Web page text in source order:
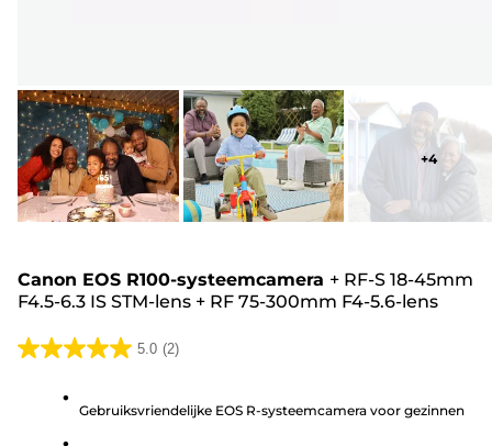
+4
Canon EOS R100-systeemcamera + RF-S 18-45mm
F4.5-6.3 IS STM-lens + RF 75-300mm F4-5.6-lens
5.0 (2)
5.0
Gebruiksvriendelijke EOS R-systeemcamera voor gezinnen